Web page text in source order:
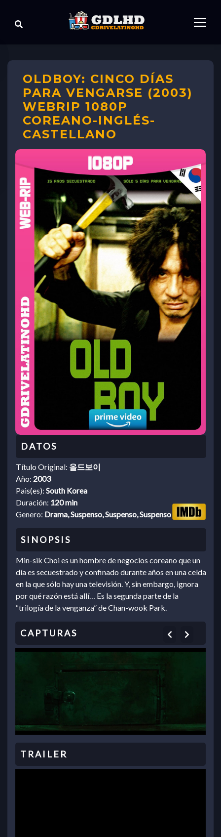
OLDBOY: CINCO DÍAS
PARA VENGARSE (2003)
WEBRIP 1080P
COREANO-INGLÉS-
CASTELLANO
Título Original: 올드보이
Año: 2003
Pais(es): South Korea
Duración: 120 min
Genero: Drama, Suspenso, Suspenso, Suspenso
Min-sik Choi es un hombre de negocios coreano que un
día es secuestrado y confinado durante años en una celda
en la que sólo hay una televisión. Y, sin embargo, ignora
por qué razón está allí… Es la segunda parte de la
“trilogía de la venganza” de Chan-wook Park.
Previous